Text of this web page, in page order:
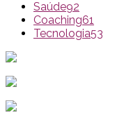
Saúde92
Coaching61
Tecnologia53